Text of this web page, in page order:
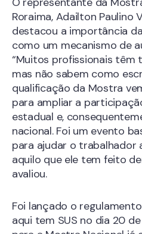
Roraima, Adailton Paulino
destacou a importância
como um mecanismo de
“Muitos profissionais têm
mas não sabem como
qualificação da Mostra
para ampliar a
estadual e,
nacional. Foi um evento
para ajudar o trabalhador
aquilo que ele tem feito
avaliou.
Foi lançado o
aqui tem SUS no dia 20